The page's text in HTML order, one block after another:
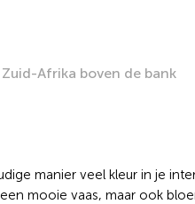
Zuid-Afrika boven de bank
manier veel kleur in je
mooie vaas, maar ook